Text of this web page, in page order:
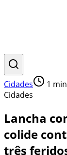
Cidades 1
Cidades
Lancha
colide
três